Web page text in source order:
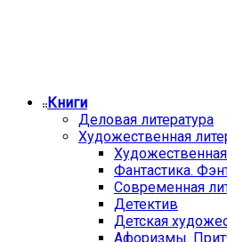
Книги
Деловая литература
Художественная
Художественная
Фантастика.
Современная
Детектив
Детская
Афоризмы.